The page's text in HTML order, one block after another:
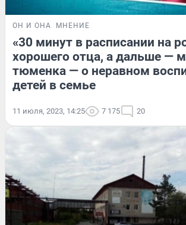
ОН И ОНА МНЕНИЕ
«30 минут в расписании на
хорошего отца, а дальше —
тюменка — о неравном
детей в семье
11 июля, 2023, 14:25 7 175 20